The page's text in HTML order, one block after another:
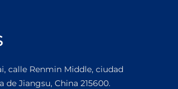
calle Renmin Middle, ciudad
Jiangsu, China 215600.